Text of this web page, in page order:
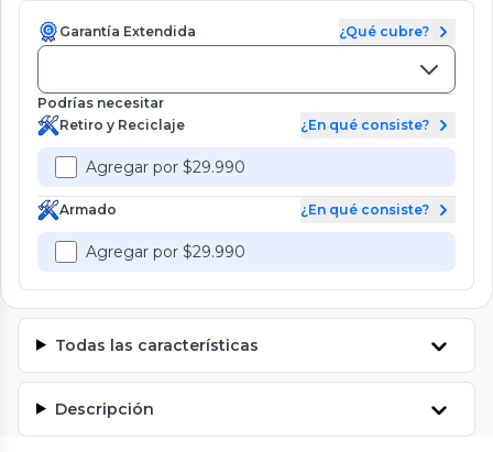
Garantía Extendida ¿Qué cubre?
Podrías necesitar
Retiro y Reciclaje
¿En qué consiste?
Agregar por $29.990
Armado ¿En qué consiste?
Agregar por $29.990
Todas las características
Descripción